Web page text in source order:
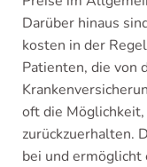
Darüber hinaus
kosten in der
Patienten, die von
oft die
zurückzuerhalten.
bei und